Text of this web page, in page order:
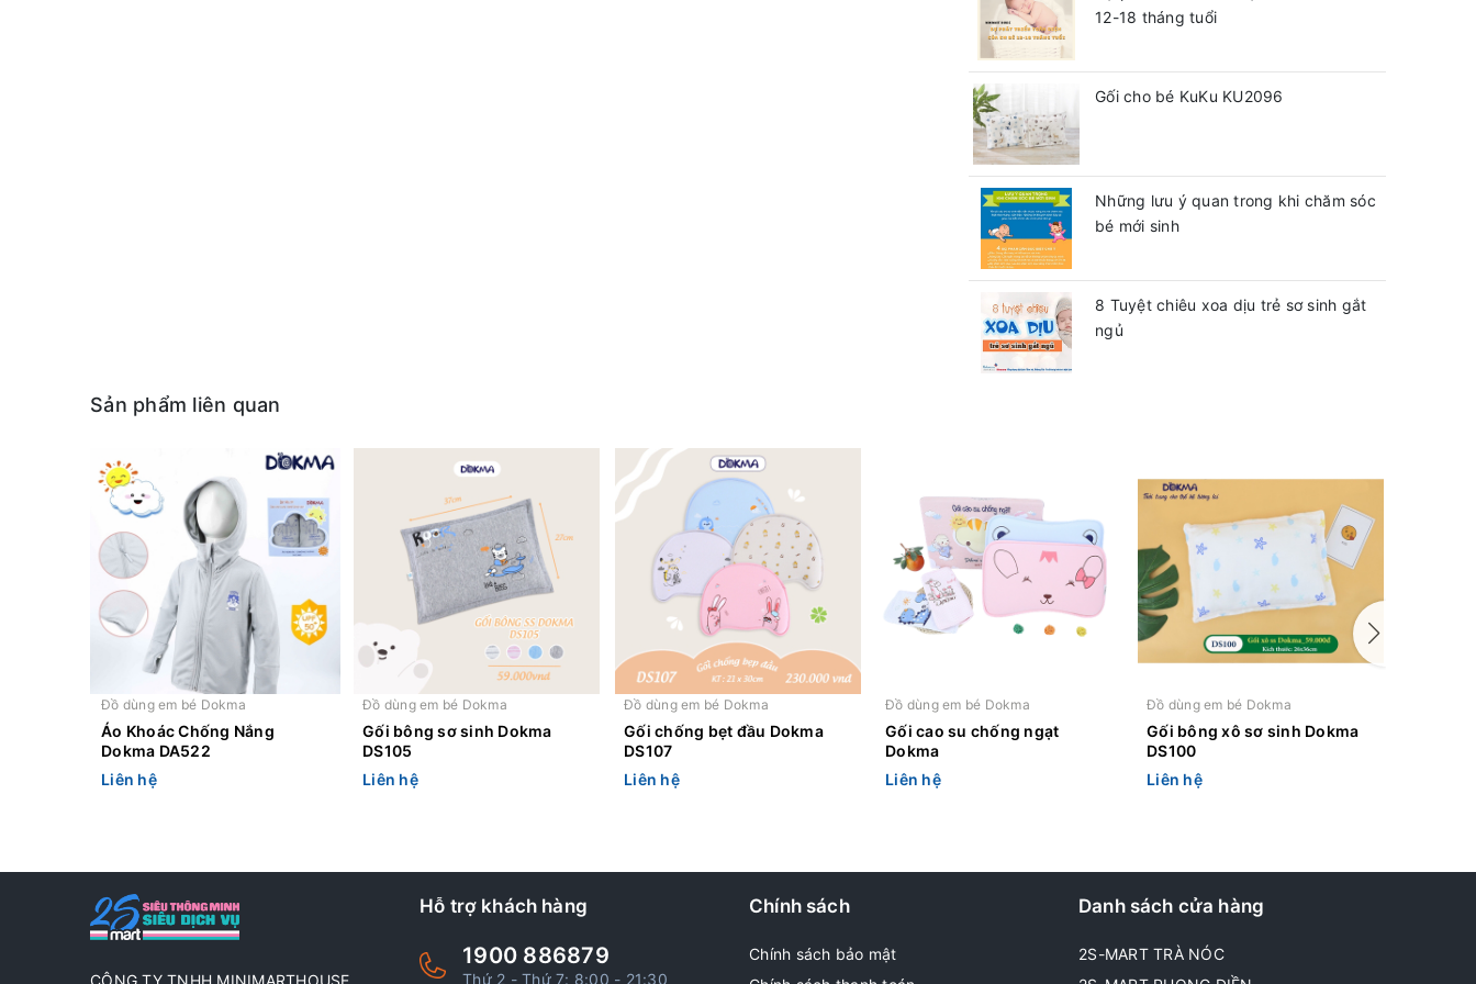
12-18 tháng tuổi
Gối cho bé KuKu KU2096
Những lưu ý quan trong khi chăm sóc
bé mới sinh
8 Tuyệt chiêu xoa dịu trẻ sơ sinh gắt
ngủ
Sản phẩm liên quan
Đồ dùng em bé Dokma
Áo Khoác Chống Nắng
Dokma DA522
Liên hệ
Đồ dùng em bé Dokma
Gối bông sơ sinh Dokma
DS105
Liên hệ
Đồ dùng em bé Dokma
Gối chống bẹt đầu Dokma
DS107
Liên hệ
Đồ dùng em bé Dokma
Gối cao su chống ngạt
Dokma
Liên hệ
Đồ dùng em bé Dokma
Gối bông xô sơ sinh Dokma
DS100
Liên hệ
CÔNG TY TNHH MINIMARTHOUSE
Hỗ trợ khách hàng
1900 886879
Thứ 2 - Thứ 7: 8:00 - 21:30
Chính sách
Chính sách bảo mật
Danh sách cửa hàng
2S-MART TRÀ NÓC